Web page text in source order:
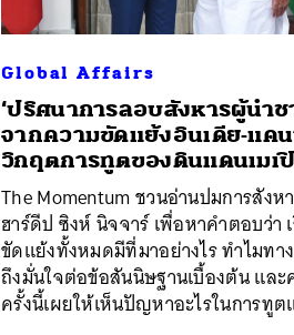
Global Affairs
‘ปริศนาการลอบสังหารผู้นำช
จากความขัดแย้งอินเดีย-แค
วิกฤตการทูตของดินแดนเมเ
The Momentum ชวนอ่านปมการสังห
ฮาร์ดีป ซิงห์ นิจจาร์ เพื่อหาคำตอบว่า
ขัดแย้งทั้งหมดมีที่มาอย่างไร ทำไมทา
ถึงมั่นใจต่อข้อสันนิษฐานเบื้องต้น และ
ครั้งนี้เผยให้เห็นปัญหาอะไรในการทูต